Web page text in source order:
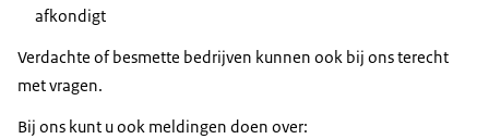
afkondigt
Verdachte of besmette bedrijven kunnen ook bij ons terecht
met vragen.
Bij ons kunt u ook meldingen doen over: